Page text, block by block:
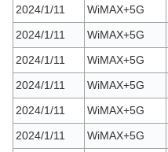
2024/1/11
WiMAX+5G
2024/1/11
WiMAX+5G
2024/1/11
WiMAX+5G
2024/1/11
WiMAX+5G
2024/1/11
WiMAX+5G
2024/1/11
WiMAX+5G